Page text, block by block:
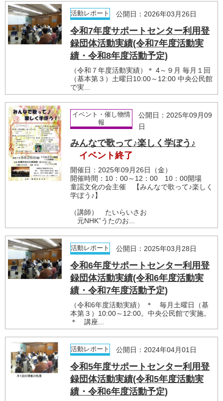
活動レポート 公開日：2026年03月26日
令和7年度サポートセンター利用登
録団体活動実績(令和7年度活動実
績・令和8年度活動予定)
（令和７年度活動実績）＊ 4～９月 毎月１回
（基本第３）土曜日10:00～12:00 中央公民館
で実...
イベント・催し物情
報
公開日：2025年09月09
日
みんなで歌って♪楽しく学ぼう♪
イベント終了
開催日：2025年09月26日（金）
開催時間：10：00～12：00 10：00開場
童謡文化の会主催 【みんなで歌って♪楽しく
学ぼう♪】
（講師） たいらいさお
元NHK”うたのお...
活動レポート 公開日：2025年03月28日
令和6年度サポートセンター利用登
録団体活動実績(令和6年度活動実
績・令和7年度活動予定)
（令和6年度活動実績） ＊ 毎月土曜日（基
本第３）10:00～12:00。中央公民館で実施。
＊ 講座...
活動レポート 公開日：2024年04月01日
令和5年度サポートセンター利用登
録団体活動実績(令和5年度活動実
績・令和6年度活動予定)